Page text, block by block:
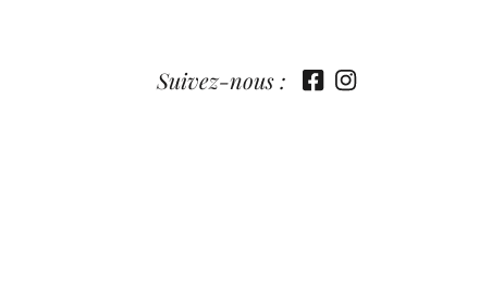
Suivez-nous :